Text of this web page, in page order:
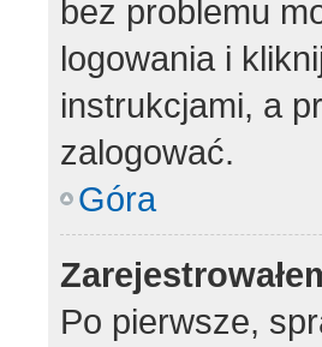
bez problemu
logowania i
instrukcjami, a
zalogować.
Góra
Po pierwsze,